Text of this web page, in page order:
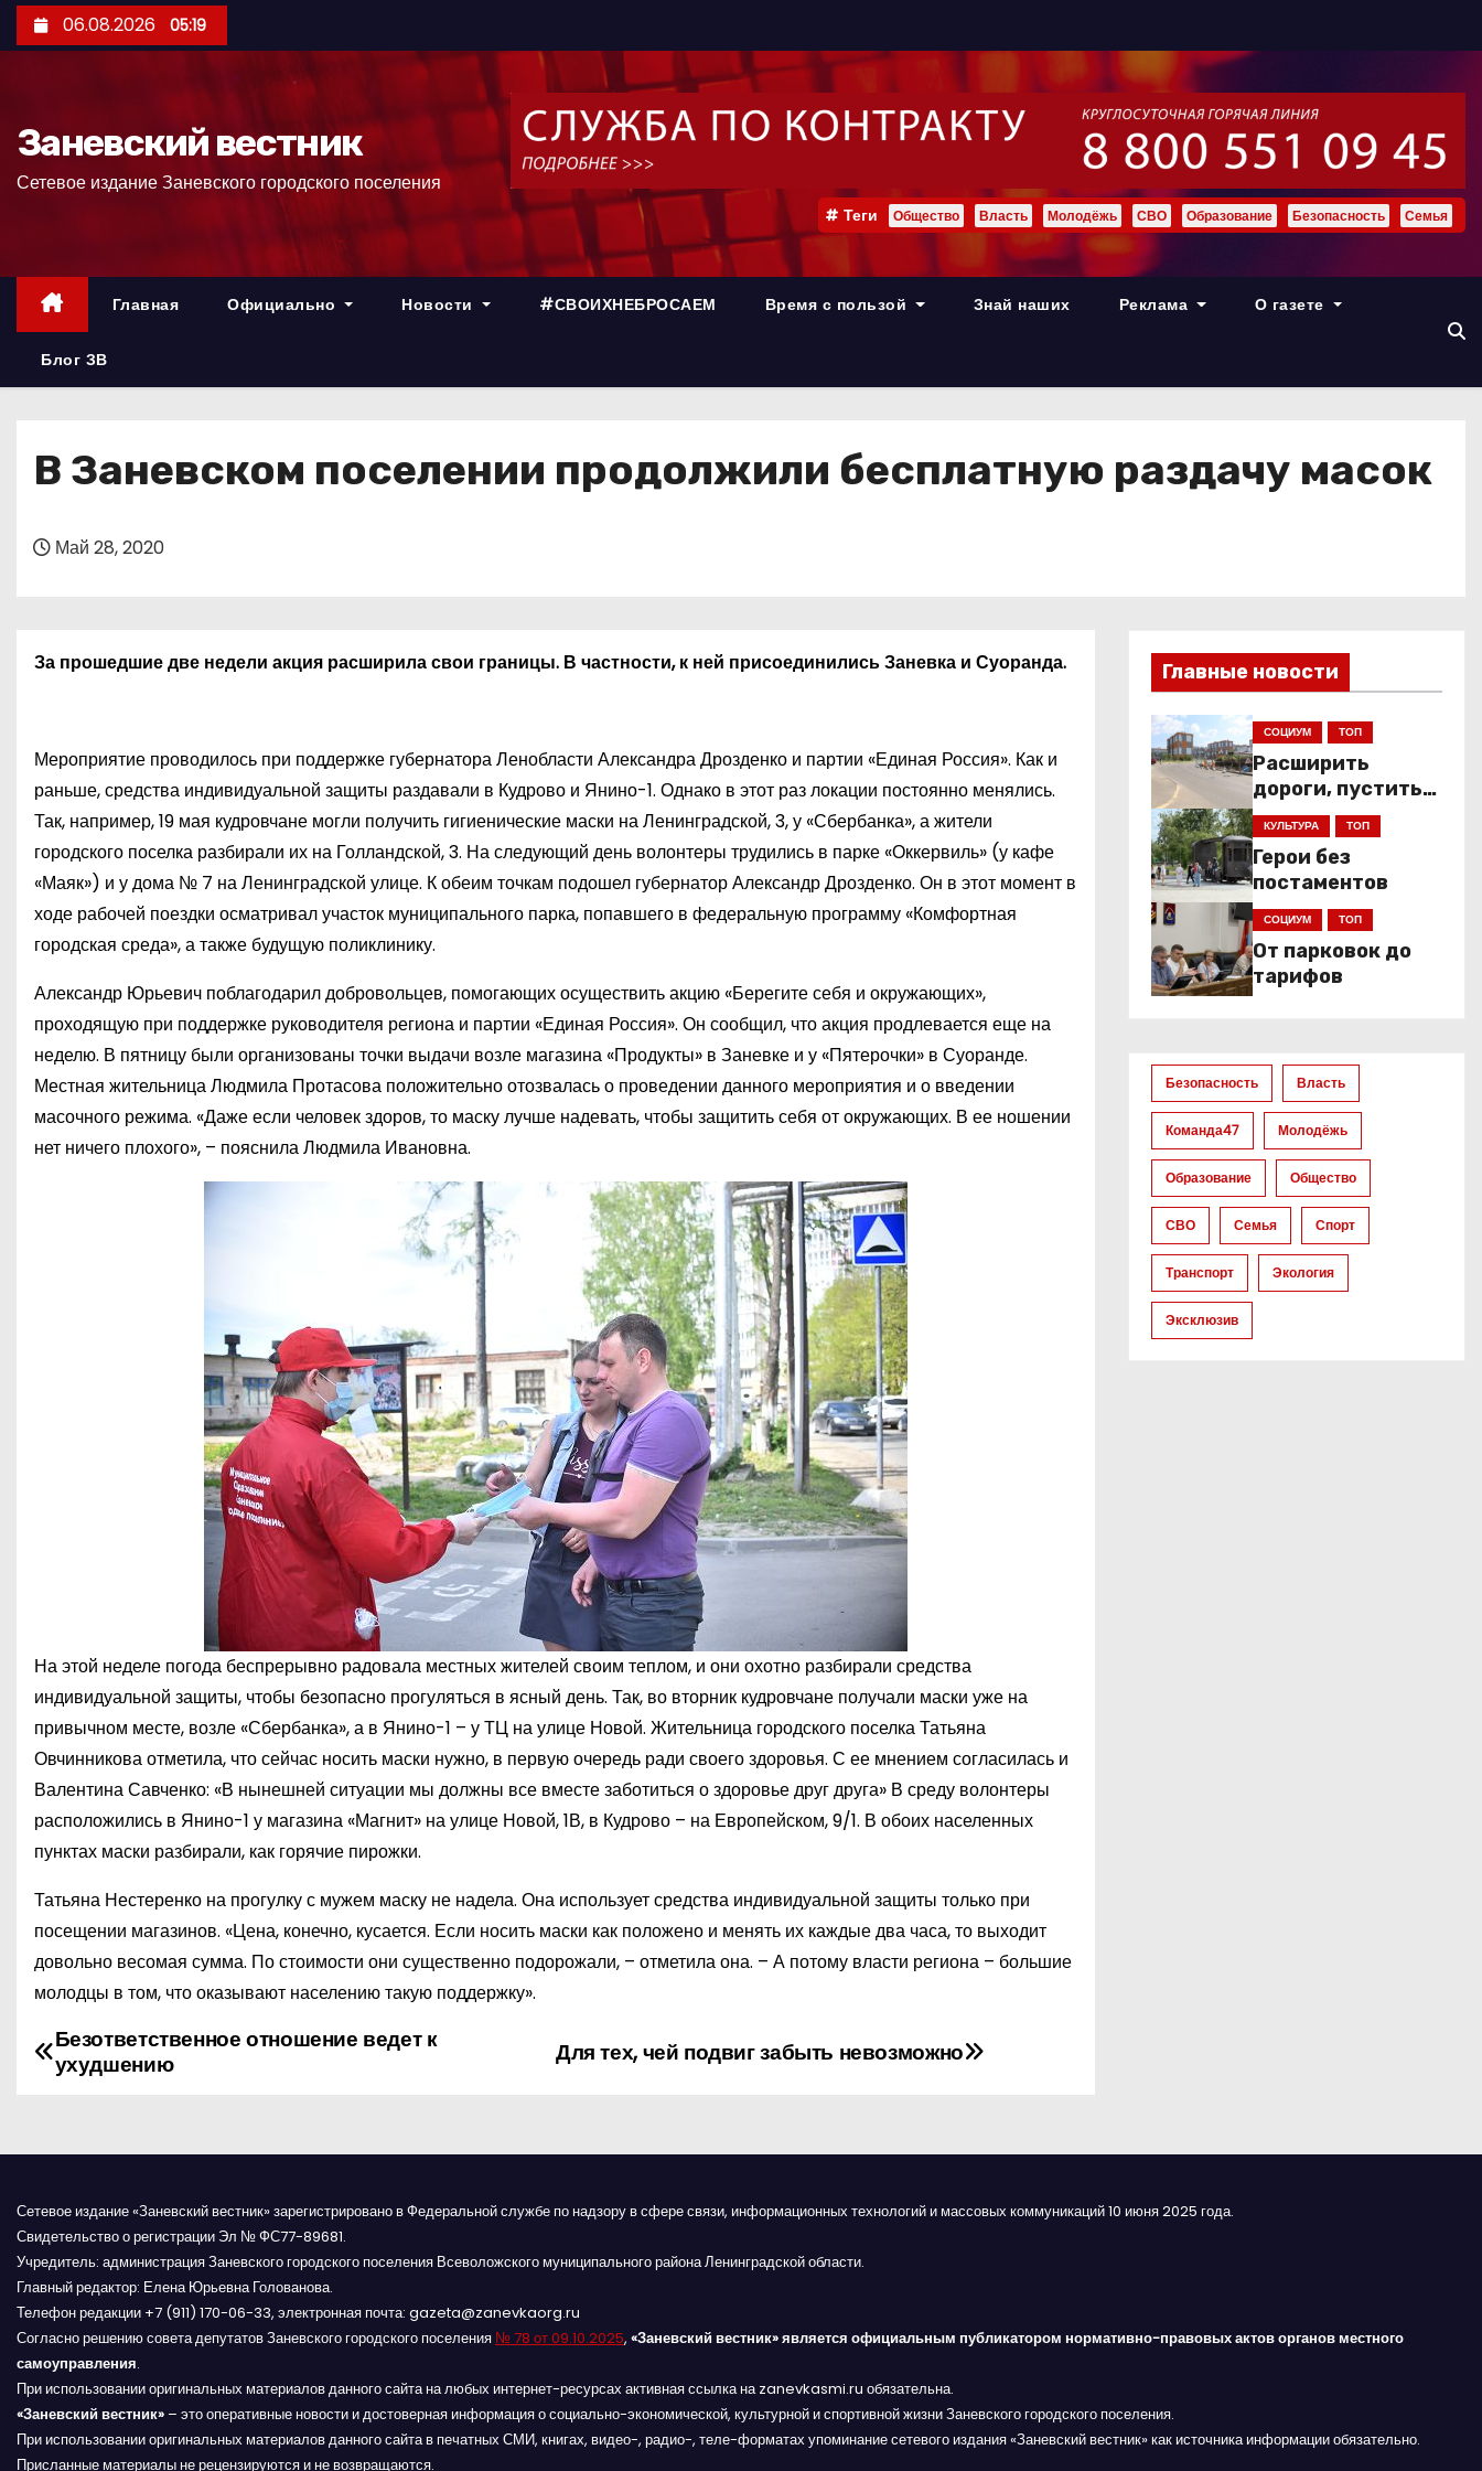
е
р
06.08.2026 05:19
Заневский вестник
Сетевое издание Заневского городского поселения
Теги Общество Власть Молодёжь СВО Образование Безопасность Семья
Главная Официально Новости #СВОИХНЕБРОСАЕМ Время с пользой Знай наших Реклама О газете
Блог ЗВ
В Заневском поселении продолжили бесплатную раздачу масок
Май 28, 2020
За прошедшие две недели акция расширила свои границы. В частности, к ней присоединились Заневка и Суоранда.
Мероприятие проводилось при поддержке губернатора Ленобласти Александра Дрозденко и партии «Единая Россия». Как и
раньше, средства индивидуальной защиты раздавали в Кудрово и Янино-1. Однако в этот раз локации постоянно менялись.
Так, например, 19 мая кудровчане могли получить гигиенические маски на Ленинградской, 3, у «Сбербанка», а жители
городского поселка разбирали их на Голландской, 3. На следующий день волонтеры трудились в парке «Оккервиль» (у кафе
«Маяк») и у дома № 7 на Ленинградской улице. К обеим точкам подошел губернатор Александр Дрозденко. Он в этот момент в
ходе рабочей поездки осматривал участок муниципального парка, попавшего в федеральную программу «Комфортная
городская среда», а также будущую поликлинику.
Александр Юрьевич поблагодарил добровольцев, помогающих осуществить акцию «Берегите себя и окружающих»,
проходящую при поддержке руководителя региона и партии «Единая Россия». Он сообщил, что акция продлевается еще на
неделю. В пятницу были организованы точки выдачи возле магазина «Продукты» в Заневке и у «Пятерочки» в Суоранде.
Местная жительница Людмила Протасова положительно отозвалась о проведении данного мероприятия и о введении
масочного режима. «Даже если человек здоров, то маску лучше надевать, чтобы защитить себя от окружающих. В ее ношении
нет ничего плохого», – пояснила Людмила Ивановна.
На этой неделе погода беспрерывно радовала местных жителей своим теплом, и они охотно разбирали средства
индивидуальной защиты, чтобы безопасно прогуляться в ясный день. Так, во вторник кудровчане получали маски уже на
привычном месте, возле «Сбербанка», а в Янино-1 – у ТЦ на улице Новой. Жительница городского поселка Татьяна
Овчинникова отметила, что сейчас носить маски нужно, в первую очередь ради своего здоровья. С ее мнением согласилась и
Валентина Савченко: «В нынешней ситуации мы должны все вместе заботиться о здоровье друг друга» В среду волонтеры
расположились в Янино-1 у магазина «Магнит» на улице Новой, 1В, в Кудрово – на Европейском, 9/1. В обоих населенных
пунктах маски разбирали, как горячие пирожки.
Татьяна Нестеренко на прогулку с мужем маску не надела. Она использует средства индивидуальной защиты только при
посещении магазинов. «Цена, конечно, кусается. Если носить маски как положено и менять их каждые два часа, то выходит
довольно весомая сумма. По стоимости они существенно подорожали, – отметила она. – А потому власти региона – большие
молодцы в том, что оказывают населению такую поддержку».
Н
г
а
ц
и
я
Для тех, чей подвиг забыть невозможно
Безответственное отношение ведет к
ухудшению
Главные новости
СОЦИУМ ТОП
Расширить
дороги, пустить
низкопольники
КУЛЬТУРА ТОП
Герои без
постаментов
СОЦИУМ ТОП
От парковок до
тарифов
Безопасность Власть
Команда47 Молодёжь
Образование Общество
СВО Семья Спорт
Транспорт Экология
Эксклюзив
Сетевое издание «Заневский вестник» зарегистрировано в Федеральной службе по надзору в сфере связи, информационных технологий и массовых коммуникаций 10 июня 2025 года.
Свидетельство о регистрации Эл № ФС77-89681.
Учредитель: администрация Заневского городского поселения Всеволожского муниципального района Ленинградской области.
Главный редактор: Елена Юрьевна Голованова.
Телефон редакции +7 (911) 170-06-33, электронная почта: gazeta@zanevkaorg.ru
Согласно решению совета депутатов Заневского городского поселения № 78 от 09.10.2025, «Заневский вестник» является официальным публикатором нормативно-правовых актов органов местного
самоуправления.
При использовании оригинальных материалов данного сайта на любых интернет-ресурсах активная ссылка на zanevkasmi.ru обязательна.
«Заневский вестник» – это оперативные новости и достоверная информация о социально-экономической, культурной и спортивной жизни Заневского городского поселения.
При использовании оригинальных материалов данного сайта в печатных СМИ, книгах, видео-, радио-, теле-форматах упоминание сетевого издания «Заневский вестник» как источника информации обязательно.
Присланные материалы не рецензируются и не возвращаются.